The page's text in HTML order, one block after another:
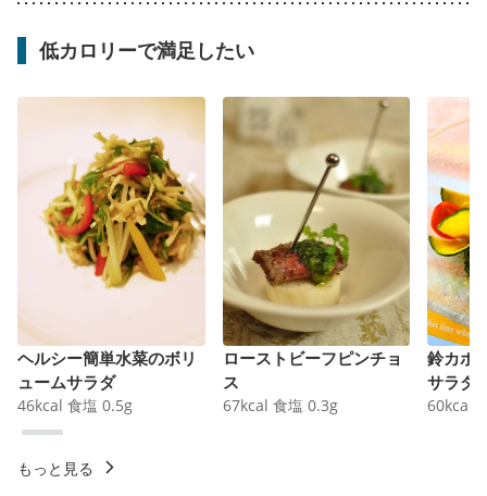
低カロリーで満足したい
ヘルシー簡単水菜のボリ
ュームサラダ
46kcal 食塩 0.5g
ローストビーフピンチョ
ス
67kcal 食塩 0.3g
鈴カボ
サラダ
60kcal
もっと見る